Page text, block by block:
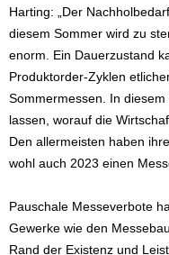
Harting: „Der
diesem Sommer wird zu
enorm. Ein Dauerzustand
Produktorder-Zyklen
Sommermessen. In
lassen, worauf die
Den allermeisten haben
wohl auch 2023 einen
Pauschale Messeverbote
Gewerke wie den
Rand der Existenz und